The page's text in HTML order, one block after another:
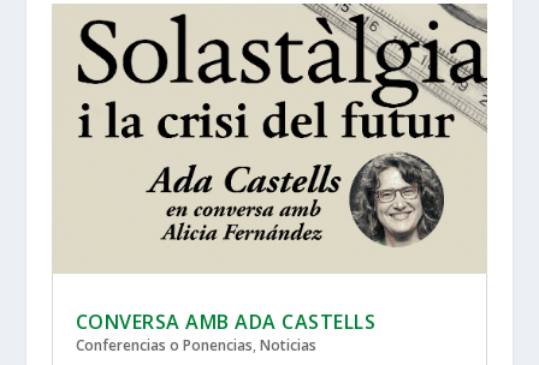
CONVERSA AMB ADA CASTELLS
Conferencias o Ponencias, Noticias